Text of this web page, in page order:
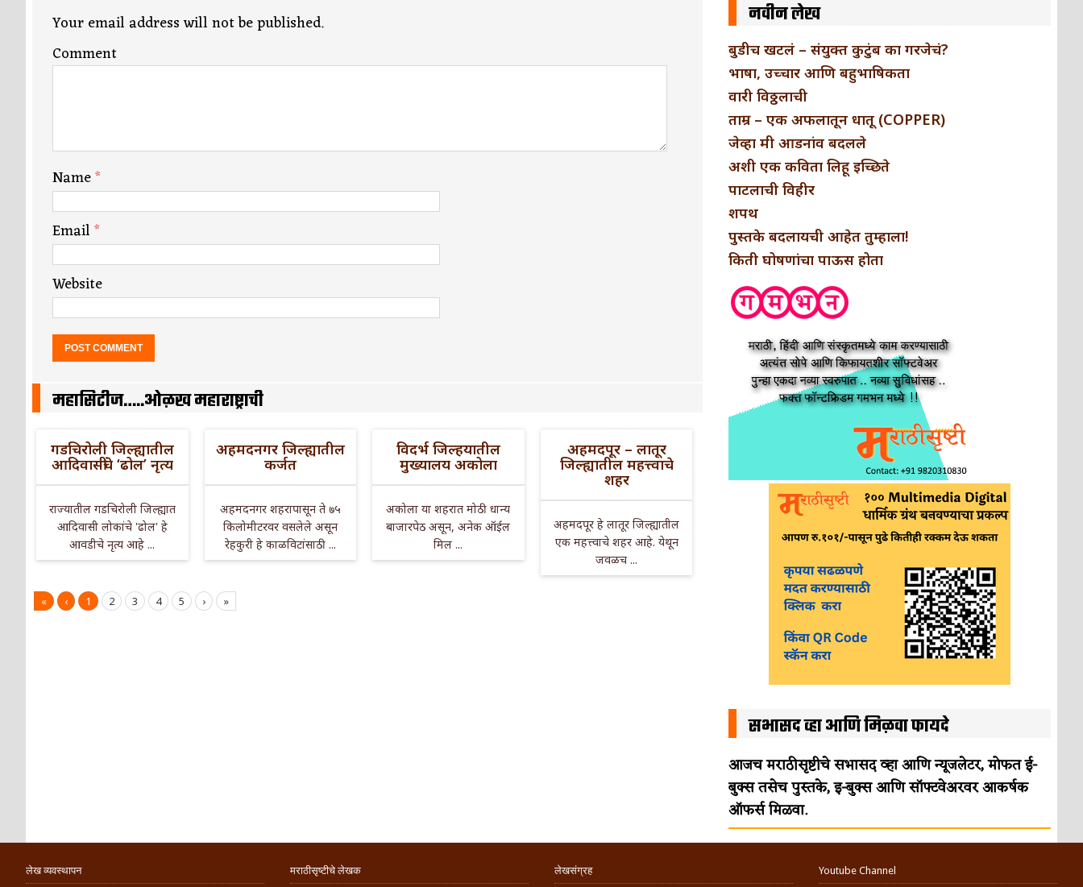
Your email address will not be published.
Comment
Name*
Email*
Website
महासिटीज…..ओळख महाराष्ट्राची
गडचिरोली जिल्ह्यातील
आदिवासींचे ‘ढोल’ नृत्य
राज्यातील गडचिरोली जिल्ह्यात
आदिवासी लोकांचे 'ढोल' हे
आवडीचे नृत्य आहे ...
अहमदनगर जिल्ह्यातील
कर्जत
अहमदनगर शहरापासून ते ७५
किलोमीटरवर वसलेले असून
रेहकुरी हे काळविटांसाठी ...
विदर्भ जिल्हयातील
मुख्यालय अकोला
अकोला या शहरात मोठी धान्य
बाजारपेठ असून, अनेक ऑईल
मिल ...
अहमदपूर – लातूर
जिल्ह्यातील महत्त्वाचे
शहर
अहमदपूर हे लातूर जिल्ह्यातील
एक महत्त्वाचे शहर आहे. येथून
जवळच ...
« ‹ 1 2 3 4 5 › »
नवीन लेख
बुडीच खटलं – संयुक्त कुटुंब का गरजेचं?
भाषा, उच्चार आणि बहुभाषिकता
वारी विठ्ठलाची
ताम्र – एक अफलातून धातू (COPPER)
जेव्हा मी आडनांव बदलले
अशी एक कविता लिहू इच्छिते
पाटलाची विहीर
शपथ
पुस्तके बदलायची आहेत तुम्हाला!
किती घोषणांचा पाऊस होता
सभासद व्हा आणि मिळवा फायदे
आजच मराठीसृष्टीचे सभासद व्हा आणि न्यूजलेटर, मोफत ई-
बुक्स तसेच पुस्तके, इ-बुक्स आणि सॉफ्टवेअरवर आकर्षक
ऑफर्स मिळवा.
लेख व्यवस्थापन मराठीसृष्टीचे लेखक लेखसंग्रह Youtube Channel